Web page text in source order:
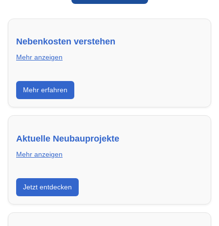
Nebenkosten verstehen
Mehr anzeigen
Erfahre, welche Nebenkosten rechtmäßig sind und
wie du deine monatliche Belastung optimieren
kannst.
Mehr erfahren
Aktuelle Neubauprojekte
Mehr anzeigen
Entdecke Neubauprojekte in Neulußheim – modern,
energieeffizient und sofort bezugsfertig.
Jetzt entdecken